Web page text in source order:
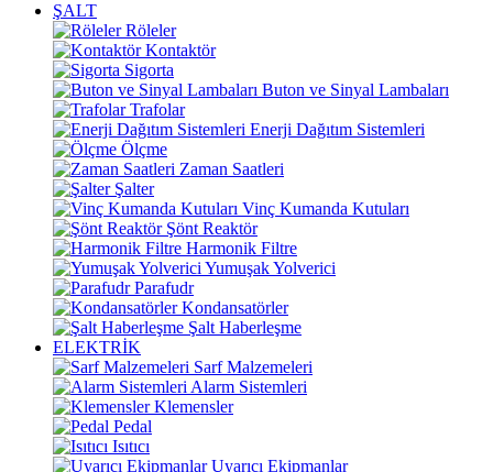
ŞALT
Röleler
Kontaktör
Sigorta
Buton ve Sinyal Lambaları
Trafolar
Enerji Dağıtım Sistemleri
Ölçme
Zaman Saatleri
Şalter
Vinç Kumanda Kutuları
Şönt Reaktör
Harmonik Filtre
Yumuşak Yolverici
Parafudr
Kondansatörler
Şalt Haberleşme
ELEKTRİK
Sarf Malzemeleri
Alarm Sistemleri
Klemensler
Pedal
Isıtıcı
Uyarıcı Ekipmanlar